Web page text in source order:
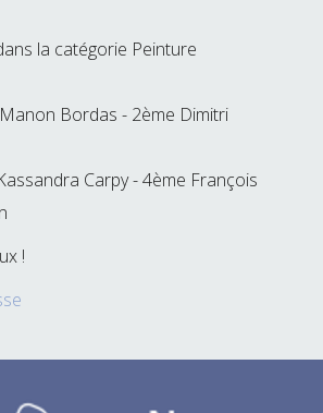
la catégorie Peinture
Bordas - 2ème Dimitri
Carpy - 4ème François
!